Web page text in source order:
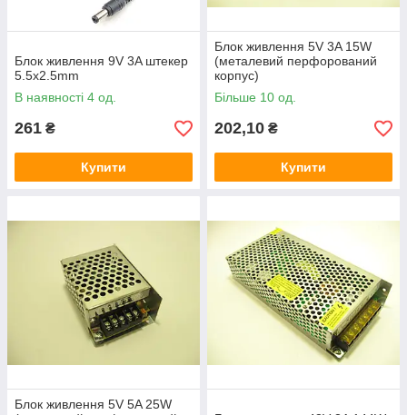
Блок живлення 9V 3A штекер
5.5x2.5mm
В наявності 4 од.
261 ₴
Купити
Блок живлення 5V 3A 15W
(металевий перфорований
корпус)
Більше 10 од.
202,10 ₴
Купити
Блок живлення 5V 5A 25W